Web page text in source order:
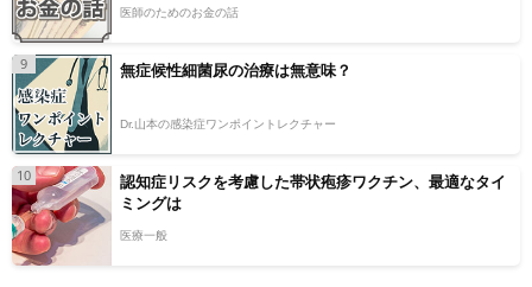
医師のためのお金の話
9 無症候性細菌尿の治療は無意味？
Dr.山本の感染症ワンポイントレクチャー
10
認知症リスクを考慮した帯状疱疹ワクチン、最適なタイ
ミングは
医療一般